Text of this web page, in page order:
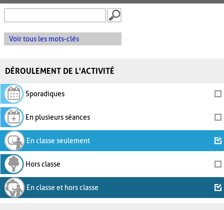
Voir tous les mots-clés
DÉROULEMENT DE L'ACTIVITÉ
Sporadiques
En plusieurs séances
En classe seulement
Hors classe
En classe et hors classe